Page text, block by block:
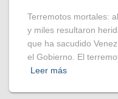
Terremotos mortales:
y miles resultaron
que ha sacudido
el Gobierno. El
Leer más